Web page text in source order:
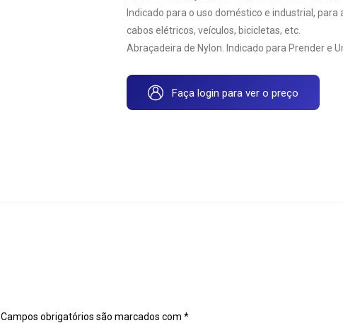
Indicado para o uso doméstico e industrial, para
cabos elétricos, veículos, bicicletas, etc.
Abraçadeira de Nylon. Indicado para Prender e
Faça login para ver o preço
Campos obrigatórios são marcados com *